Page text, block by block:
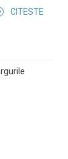
CITESTE